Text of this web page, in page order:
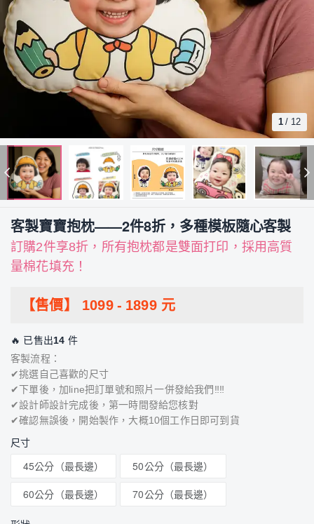
1 / 12
客製寶寶抱枕——2件8折，多種模板隨心客製
訂購2件享8折，所有抱枕都是雙面打印，採用高質
量棉花填充！
【售價】 1099 - 1899元
🔥 已售出14 件
客製流程：
✔挑選自己喜歡的尺寸
✔下單後，加line把訂單號和照片一併發給我們‼‼
✔設計師設計完成後，第一時間發給您核對
✔確認無誤後，開始製作，大概10個工作日即可到貨
尺寸
45公分（最長邊）
50公分（最長邊）
60公分（最長邊）
70公分（最長邊）